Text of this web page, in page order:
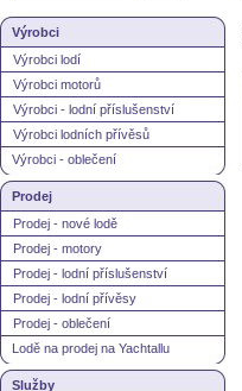
Výrobci
Výrobci lodí
Výrobci motorů
Výrobci - lodní příslušenství
Výrobci lodních přívěsů
Výrobci - oblečení
Prodej
Prodej - nové lodě
Prodej - motory
Prodej - lodní příslušenství
Prodej - lodní přívěsy
Prodej - oblečení
Lodě na prodej na Yachtallu
Služby